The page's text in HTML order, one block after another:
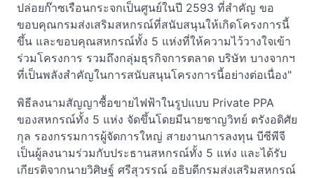
ปล่อยก๊าซเรือนกระจกเป็นศูนย์ในปี 2593 ที่สำคัญ ขอ
ขอบคุณกรมส่งเสริมสหกรณ์ที่สนับสนุนให้เกิดโครงการนี้
ขึ้น และขอบคุณสหกรณ์ทั้ง 5 แห่งที่ให้ความไว้วางใจเข้า
ร่วมโครงการ รวมถึงกลุ่มธุรกิจการตลาด บริษัท บางจากฯ
ที่เป็นพลังสำคัญในการสนับสนุนโครงการนี้อย่างต่อเนื่อง"
พิธีลงนามสัญญาซื้อขายไฟฟ้าในรูปแบบ Private PPA
ของสหกรณ์ทั้ง 5 แห่ง จัดขึ้นโดยมีนายชาญวิทย์ ตรังอดิศัย
กุล รองกรรมการผู้จัดการใหญ่ สายงานการลงทุน บีซีพีจี
เป็นผู้ลงนามร่วมกับประธานสหกรณ์ทั้ง 5 แห่ง และได้รับ
เกียรติจากนายวิศิษฐ์ ศรีสุวรรณ์ อธิบดีกรมส่งเสริมสหกรณ์